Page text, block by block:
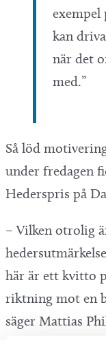
kan
när det
med.”
Så löd
under fredagen
Hederspris på
– Vilken otrolig
här är ett kvitto
riktning mot en
säger Mattias